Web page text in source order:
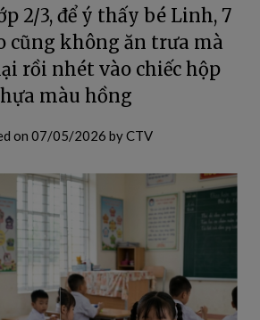
2/3, để ý thấy bé Linh, 7
cũng không ăn trưa mà
rồi nhét vào chiếc hộp
màu hồng
on 07/05/2026 byCTV